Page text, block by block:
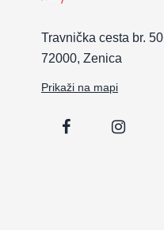
Travnička cesta br. 50
72000, Zenica
Prikaži na mapi